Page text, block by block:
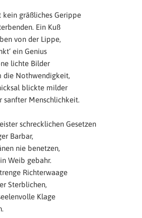
kein gräßliches Gerippe
Ein Kuß
von der Lippe,
ein Genius
lichte Bilder
die Nothwendigkeit,
blickte milder
sanfter Menschlichkeit.
schrecklichen Gesetzen
Barbar,
nie benetzen,
Weib gebahr.
Richterwaage
Sterblichen,
Klage